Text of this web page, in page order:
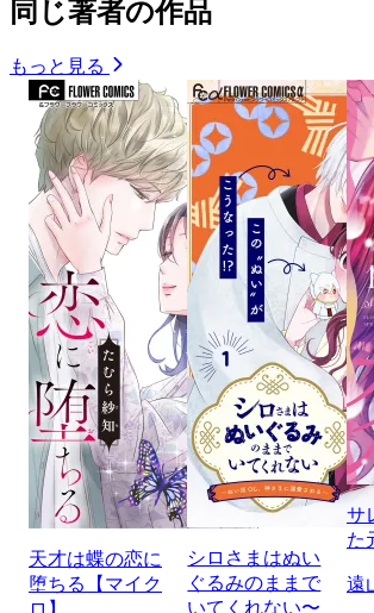
同じ著者の作品
もっと見る
天才は蝶の恋に
堕ちる【マイク
ロ】
シロさまはぬい
ぐるみのままで
いてくれない〜
サ
た
遠